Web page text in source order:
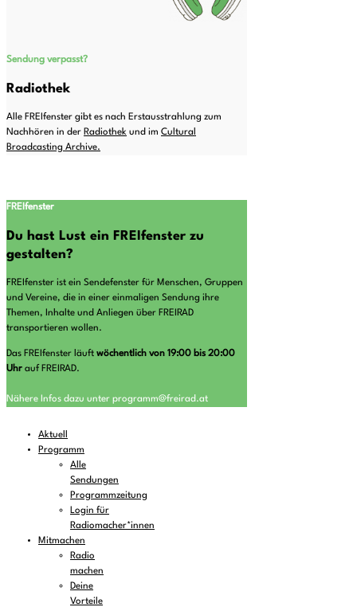
Sendung verpasst?
Radiothek
Alle FREIfenster gibt es nach Erstausstrahlung zum
Nachhören in der Radiothek und im Cultural
Broadcasting Archive.
FREIfenster
Du hast Lust ein FREIfenster zu
gestalten?
FREIfenster ist ein Sendefenster für Menschen, Gruppen
und Vereine, die in einer einmaligen Sendung ihre
Themen, Inhalte und Anliegen über FREIRAD
transportieren wollen.
Das FREIfenster läuft wöchentlich von 19:00 bis 20:00
Uhr auf FREIRAD.
Nähere Infos dazu unter programm@freirad.at
Aktuell
Programm
Alle
Sendungen
Programmzeitung
Login für
Radiomacher*innen
Mitmachen
Radio
machen
Deine
Vorteile